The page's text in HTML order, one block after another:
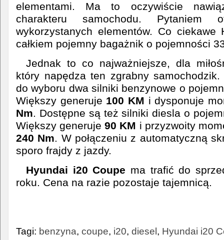
elementami. Ma to oczywiście
charakteru samochodu. Pytaniem
wykorzystanych elementów. Co ciekawe
całkiem pojemny bagażnik o pojemności
Jednak to co najważniejsze, dla
który napędza ten zgrabny
do wyboru dwa silniki benzynowe o
Większy generuje 100 KM i dysponuje
Nm. Dostępne są też silniki diesla o
Większy generuje90 KM i przyzwoity
240 Nm. W połączeniu z automatyczną
sporo frajdy z jazdy.
Hyundai i20 Coupe ma trafić do
roku. Cena na razie pozostaje tajemnicą.
Tagi: benzyna, coupe, i20, diesel, Hyundai i20